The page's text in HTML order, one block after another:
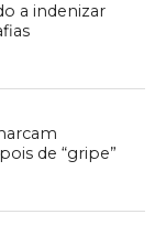
a indenizar
de “gripe”